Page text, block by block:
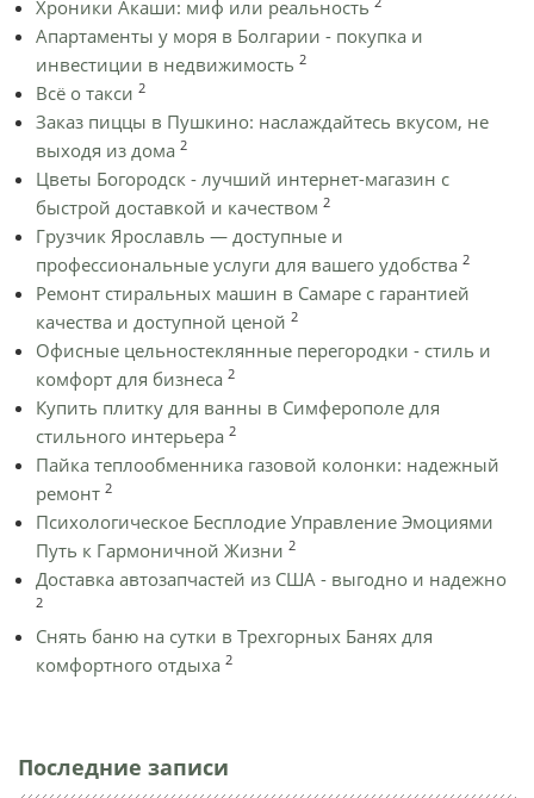
Хроники Акаши: миф или реальность
Апартаменты у моря в Болгарии - покупка и
инвестиции в недвижимость 2
Всё о такси 2
Заказ пиццы в Пушкино: наслаждайтесь вкусом, не
выходя из дома 2
Цветы Богородск - лучший интернет-магазин с
быстрой доставкой и качеством 2
Грузчик Ярославль — доступные и
профессиональные услуги для вашего удобства 2
Ремонт стиральных машин в Самаре с гарантией
качества и доступной ценой 2
Офисные цельностеклянные перегородки - стиль и
комфорт для бизнеса 2
Купить плитку для ванны в Симферополе для
стильного интерьера 2
Пайка теплообменника газовой колонки: надежный
ремонт 2
Психологическое Бесплодие Управление Эмоциями
Путь к Гармоничной Жизни 2
Доставка автозапчастей из США - выгодно и надежно
2
Снять баню на сутки в Трехгорных Банях для
комфортного отдыха 2
Последние записи